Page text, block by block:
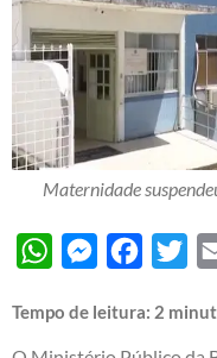
Maternidade
WhatsAppMessenger
Tempo de leitura: 2